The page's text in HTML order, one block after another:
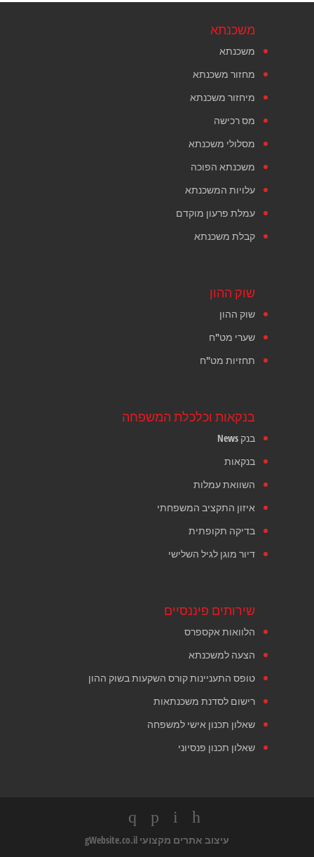
משכנתא
משכנתא
מחזור משכנתא
מיחזור משכנתא
מס רכישה
מסלולי משכנתא
משכנתא הפוכה
עלויות המשכנתא
עמלת פרעון מוקדם
קבלת משכנתא
שוק ההון
שוק ההון
שערי מט"ח
תחזיות מט"ח
בנקאות וכלכלת המשפחה
בנק News
בנקאות
השוואת עמלות
איזון התקציב המשפחתי
בדיקה תקופתית
דיור מוגן לגיל השלישי
שירותים פיננסיים
הלוואות אקספרס
הצעה למשכנתא
טופס התעניינות קורס השקעות בשוק ההון
רישום לסדנת משכנתאות
שאלון תכנון אישי למשפחה
שאלון תכנון פנסיוני
עיצוב אתרים מקצועי